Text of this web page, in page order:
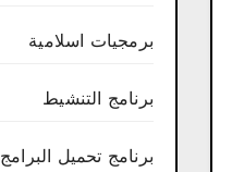
برمجيات اسلامية
برنامج التنشيط
برنامج تحميل البرامج